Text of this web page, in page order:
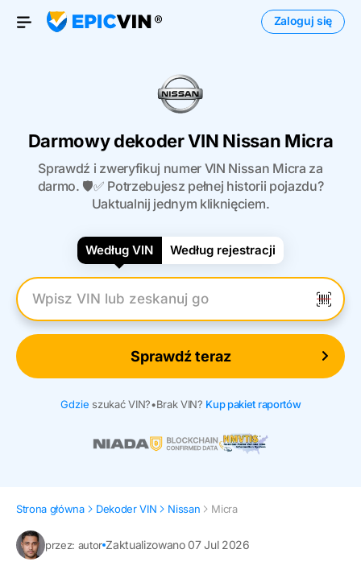
Otwórz menu
Zaloguj się
Darmowy dekoder VIN Nissan Micra
Sprawdź i zweryfikuj numer VIN Nissan Micra za
darmo. 🛡️✅ Potrzebujesz pełnej historii pojazdu?
Uaktualnij jednym kliknięciem.
Według VIN Według rejestracji
Wpisz numer VIN
Sprawdź teraz
Gdzie szukać VIN?•Brak VIN? Kup pakiet raportów
Strona główna Dekoder VIN Nissan Micra
przez: autor Zaktualizowano 07 Jul 2026